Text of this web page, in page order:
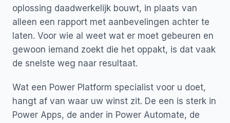
oplossing daadwerkelijk bouwt, in plaats van
alleen een rapport met aanbevelingen achter te
laten. Voor wie al weet wat er moet gebeuren en
gewoon iemand zoekt die het oppakt, is dat vaak
de snelste weg naar resultaat.
Wat een Power Platform specialist voor u doet,
hangt af van waar uw winst zit. De een is sterk in
Power Apps, de ander in Power Automate, de